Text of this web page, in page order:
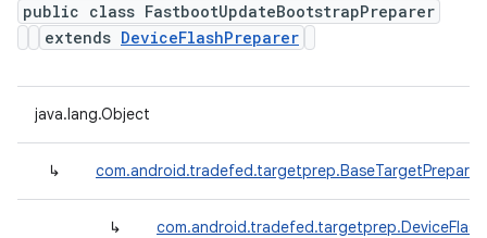
public class FastbootUpdateBootstrapPreparer
extends DeviceFlashPreparer
java.lang.Object
↳ com.android.tradefed.targetprep.BaseTargetPreparer
↳